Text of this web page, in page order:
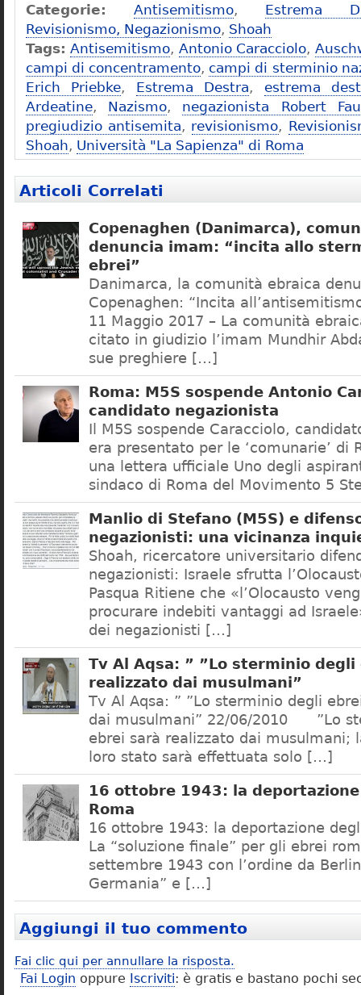
Categorie: Antisemitismo, Estrema
Revisionismo, Negazionismo, Shoah
Tags: Antisemitismo, Antonio Caracciolo,
campi di concentramento, campi di sterminio
Erich Priebke, Estrema Destra, estrema
Ardeatine, Nazismo, negazionista Robert
pregiudizio antisemita, revisionismo,
Shoah, Università "La Sapienza" di Roma
Articoli Correlati
Copenaghen (Danimarca),
denuncia imam: “incita allo
ebrei”
Danimarca, la comunità ebraica
Copenaghen: “Incita
11 Maggio 2017 – La comunità
citato in giudizio l’imam Mundhir
sue preghiere […]
Roma: M5S sospende Antonio
candidato negazionista
Il M5S sospende Caracciolo,
era presentato per le ‘comunarie’ di
una lettera ufficiale Uno degli
sindaco di Roma del Movimento 5
Manlio di Stefano (M5S) e
negazionisti: una vicinanza
Shoah, ricercatore universitario
negazionisti: Israele sfrutta
Pasqua Ritiene che «l’Olocausto
procurare indebiti vantaggi ad
dei negazionisti […]
Tv Al Aqsa: ” ”Lo sterminio degli
realizzato dai musulmani”
Tv Al Aqsa: ” ”Lo sterminio degli
dai musulmani” 22/06/2010 ”Lo
ebrei sarà realizzato dai musulmani;
loro stato sarà effettuata solo […]
16 ottobre 1943: la
Roma
16 ottobre 1943: la deportazione
La “soluzione finale” per gli ebrei
settembre 1943 con l’ordine da
Germania” e […]
Aggiungi il tuo commento
Fai clic qui per annullare la risposta.
Fai Login oppure Iscriviti: è gratis e bastano pochi